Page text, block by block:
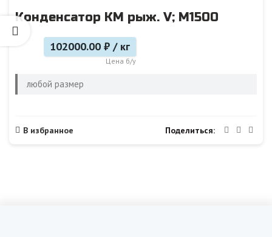
Конденсатор КМ рыж. V; M1500
102000.00 ₽ / кг
Цена б/у
любой размер
В избранное Поделиться